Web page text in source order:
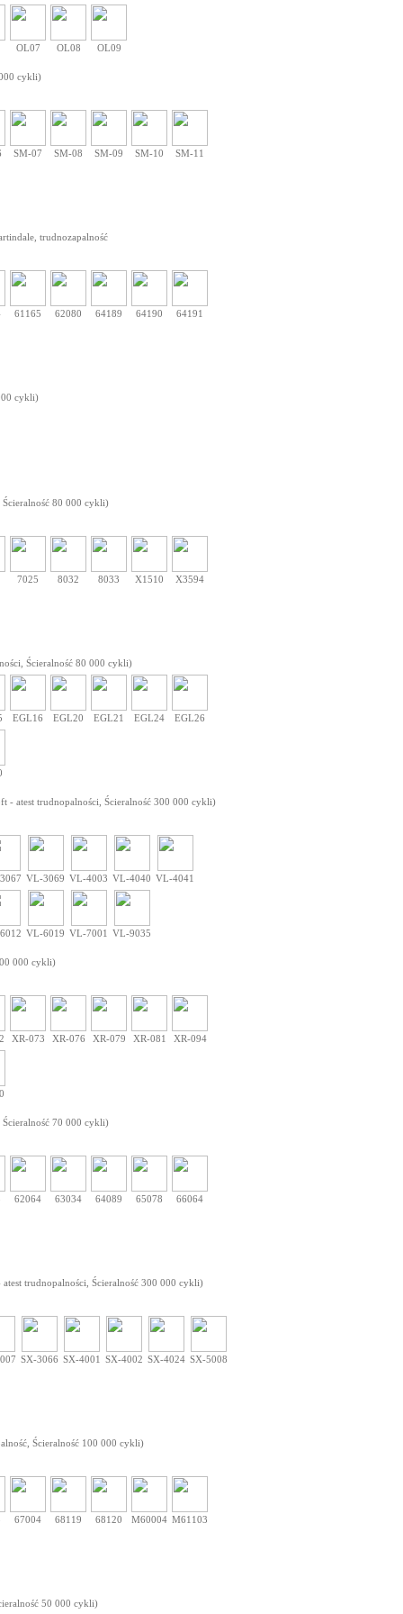
OL07 OL08 OL09
cykli)
SM-07 SM-08 SM-09 SM-10 SM-11
trudnozapalność
61165 62080 64189 64190 64191
cykli)
80 000 cykli)
7025 8032 8033 X1510 X3594
Ścieralność 80 000 cykli)
EGL16 EGL20 EGL21 EGL24 EGL26
- atest trudnopalności, Ścieralność 300 000 cykli)
VL-3069 VL-4003 VL-4040 VL-4041
VL-6019 VL-7001 VL-9035
000 cykli)
XR-073 XR-076 XR-079 XR-081 XR-094
70 000 cykli)
62064 63034 64089 65078 66064
trudnopalności, Ścieralność 300 000 cykli)
SX-3066 SX-4001 SX-4002 SX-4024 SX-5008
Ścieralność 100 000 cykli)
67004 68119 68120 M60004 M61103
50 000 cykli)